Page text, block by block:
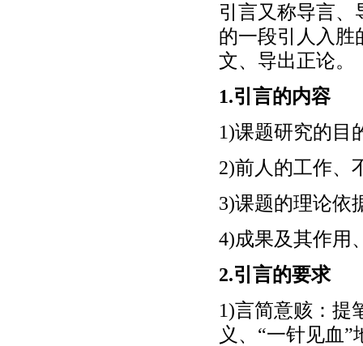
引言又称导言
的一段引人入胜
文、导出正论。
1.引言的内容
1)课题研究的目
2)前人的工作、
3)课题的理论依
4)成果及其作用
2.引言的要求
1)言简意赅：提
义、“一针见血